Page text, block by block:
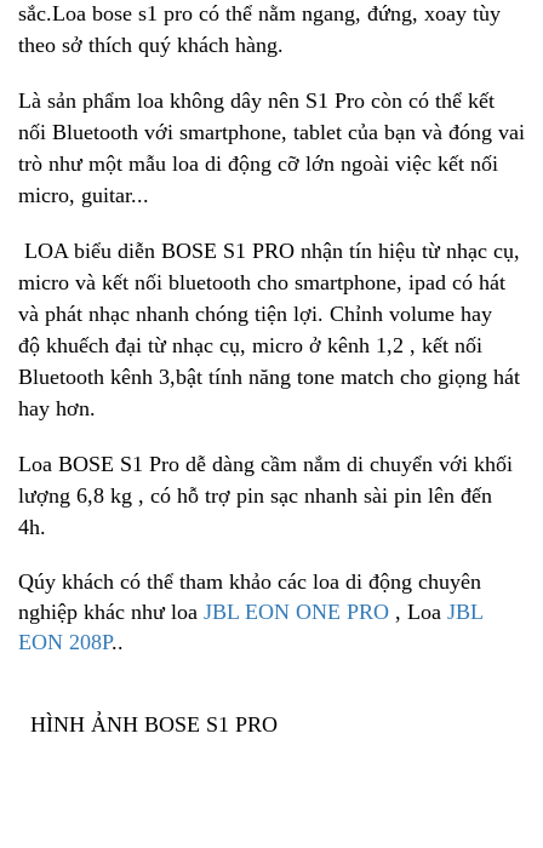
sắc.Loa bose s1 pro có thể nằm ngang, đứng, xoay tùy
theo sở thích quý khách hàng.
Là sản phẩm loa không dây nên S1 Pro còn có thể kết
nối Bluetooth với smartphone, tablet của bạn và đóng vai
trò như một mẫu loa di động cỡ lớn ngoài việc kết nối
micro, guitar...
LOA biểu diễn BOSE S1 PRO nhận tín hiệu từ nhạc cụ,
micro và kết nối bluetooth cho smartphone, ipad có hát
và phát nhạc nhanh chóng tiện lợi. Chỉnh volume hay
độ khuếch đại từ nhạc cụ, micro ở kênh 1,2 , kết nối
Bluetooth kênh 3,bật tính năng tone match cho giọng hát
hay hơn.
Loa BOSE S1 Pro dễ dàng cầm nắm di chuyển với khối
lượng 6,8 kg , có hỗ trợ pin sạc nhanh sài pin lên đến
4h.
Qúy khách có thể tham khảo các loa di động chuyên
nghiệp khác như loa JBL EON ONE PRO , Loa JBL
EON 208P..
HÌNH ẢNH BOSE S1 PRO